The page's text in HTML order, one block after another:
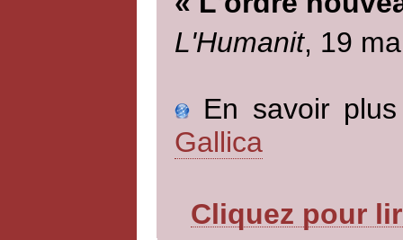
L'Humanit, 19
En savoir
Gallica
Cliquez pour